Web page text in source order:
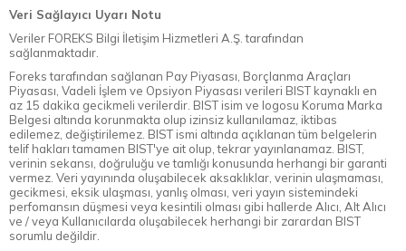
Veri Sağlayıcı Uyarı Notu
Veriler FOREKS Bilgi İletişim Hizmetleri A.Ş. tarafından
sağlanmaktadır.
Foreks tarafından sağlanan Pay Piyasası, Borçlanma Araçları
Piyasası, Vadeli İşlem ve Opsiyon Piyasası verileri BIST kaynaklı en
az 15 dakika gecikmeli verilerdir. BIST isim ve logosu Koruma Marka
Belgesi altında korunmakta olup izinsiz kullanılamaz, iktibas
edilemez, değiştirilemez. BIST ismi altında açıklanan tüm belgelerin
telif hakları tamamen BIST'ye ait olup, tekrar yayınlanamaz. BIST,
verinin sekansı, doğruluğu ve tamlığı konusunda herhangi bir garanti
vermez. Veri yayınında oluşabilecek aksaklıklar, verinin ulaşmaması,
gecikmesi, eksik ulaşması, yanlış olması, veri yayın sistemindeki
perfomansın düşmesi veya kesintili olması gibi hallerde Alıcı, Alt Alıcı
ve / veya Kullanıcılarda oluşabilecek herhangi bir zarardan BIST
sorumlu değildir.